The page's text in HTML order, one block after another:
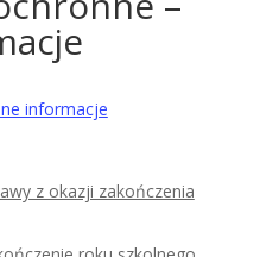
informacje
z okazji zakończenia